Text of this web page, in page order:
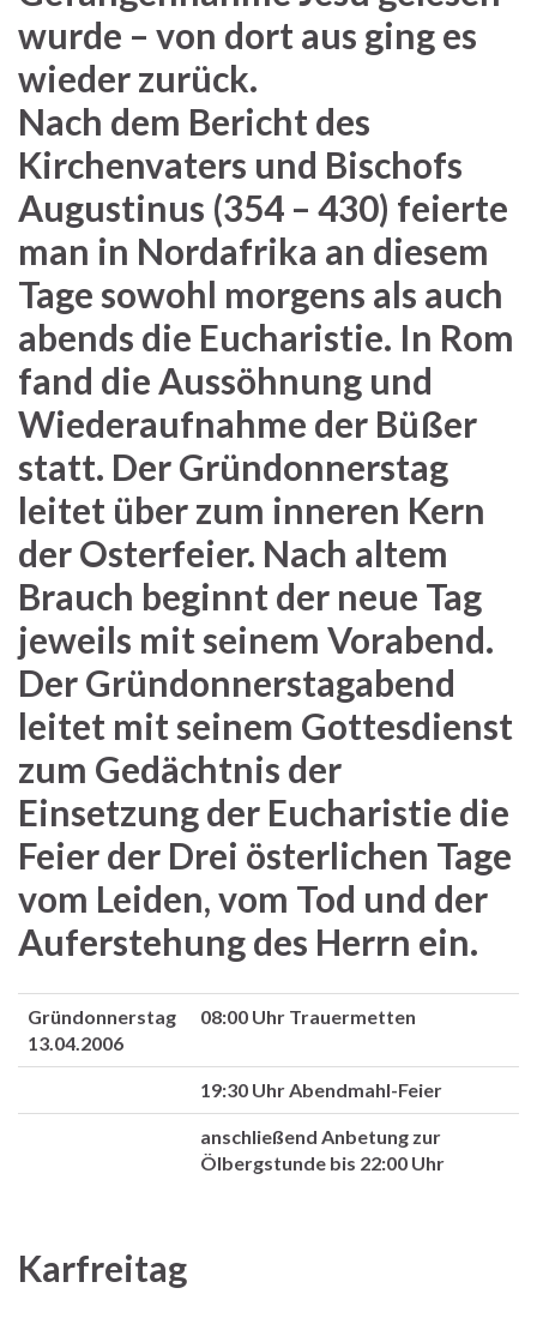
wurde – von dort aus ging es
wieder zurück.
Nach dem Bericht des
Kirchenvaters und Bischofs
Augustinus (354 – 430) feierte
man in Nordafrika an diesem
Tage sowohl morgens als auch
abends die Eucharistie. In Rom
fand die Aussöhnung und
Wiederaufnahme der Büßer
statt. Der Gründonnerstag
leitet über zum inneren Kern
der Osterfeier. Nach altem
Brauch beginnt der neue Tag
jeweils mit seinem Vorabend.
Der Gründonnerstagabend
leitet mit seinem Gottesdienst
zum Gedächtnis der
Einsetzung der Eucharistie die
Feier der Drei österlichen Tage
vom Leiden, vom Tod und der
Auferstehung des Herrn ein.
Gründonnerstag
13.04.2006
08:00 Uhr Trauermetten
19:30 Uhr Abendmahl-Feier
anschließend Anbetung zur
Ölbergstunde bis 22:00 Uhr
Karfreitag